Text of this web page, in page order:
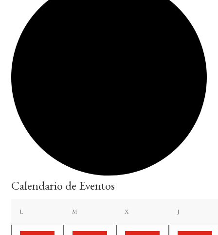
Calendario de Eventos
Llunes Mmartes Xmiércoles Jjueves